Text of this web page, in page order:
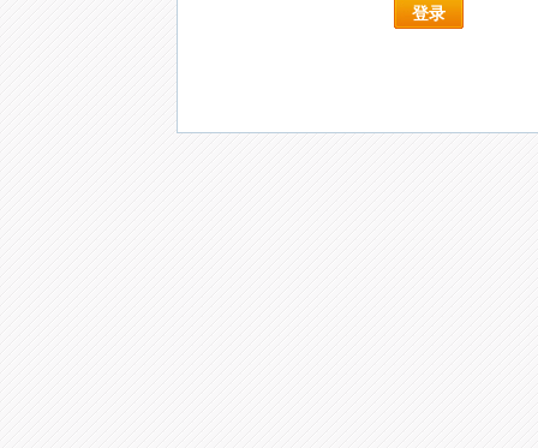
登录